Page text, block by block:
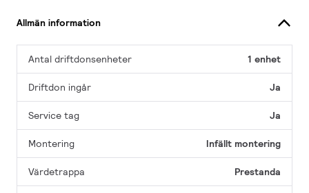
Allmän information
Antal driftdonsenheter 1 enhet
Driftdon ingår Ja
Service tag Ja
Montering Infällt montering
Värdetrappa Prestanda